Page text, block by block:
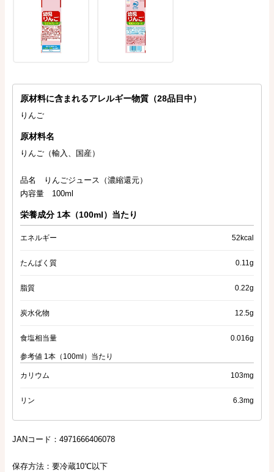
原材料に含まれるアレルギー物質（28品目中）
りんご
原材料名
りんご（輸入、国産）
品名 りんごジュース（濃縮還元）
内容量 100ml
栄養成分 1本（100ml）当たり
エネルギー 52kcal
たんぱく質 0.11g
脂質 0.22g
炭水化物 12.5g
食塩相当量 0.016g
参考値 1本（100ml）当たり
カリウム 103mg
リン 6.3mg
JANコード：4971666406078
保存方法：要冷蔵10℃以下